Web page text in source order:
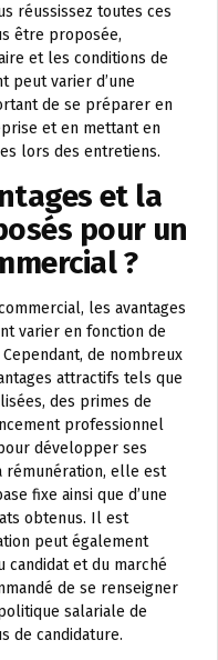
réussissez toutes ces
être proposée,
et les conditions de
peut varier d’une
de se préparer en
et en mettant en
lors des entretiens.
et la
pour un
?
les avantages
varier en fonction de
de nombreux
attractifs tels que
des primes de
professionnel
développer ses
rémunération, elle est
fixe ainsi que d’une
obtenus. Il est
peut également
candidat et du marché
de se renseigner
salariale de
de candidature.